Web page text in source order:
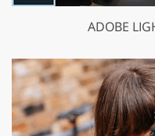
ADOBE